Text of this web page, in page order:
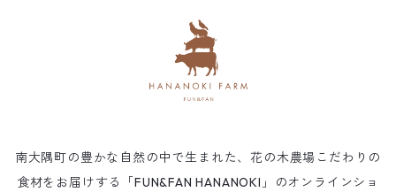
南大隅町の豊かな自然の中で生まれた、花の木農場こだわりの
食材をお届けする「FUN&FAN HANANOKI」のオンラインショ